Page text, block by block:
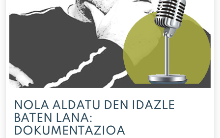
NOLA ALDATU DEN IDAZLE
BATEN LANA:
DOKUMENTAZIOA